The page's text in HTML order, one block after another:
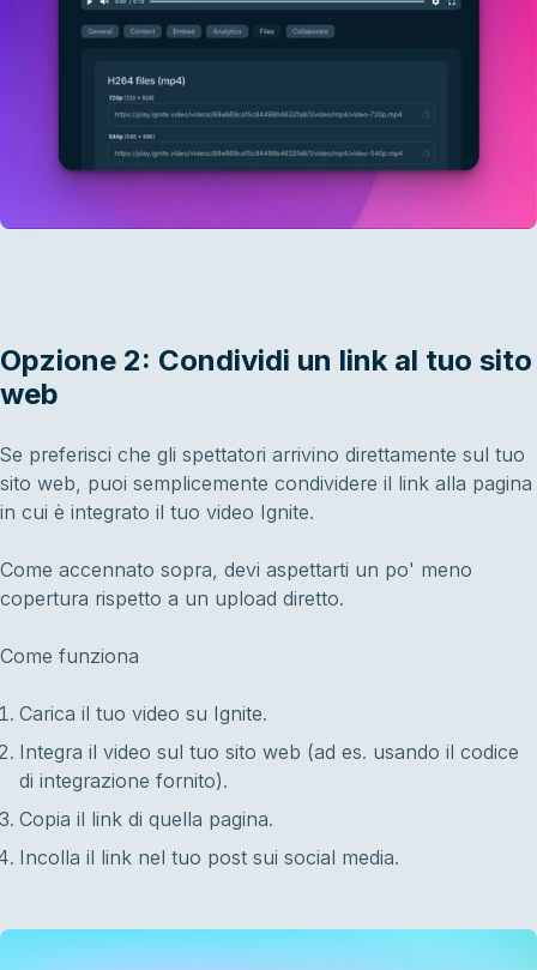
Opzione 2: Condividi un link al tuo sito
web
Se preferisci che gli spettatori arrivino direttamente sul tuo
sito web, puoi semplicemente condividere il link alla pagina
in cui è integrato il tuo video Ignite.
Come accennato sopra, devi aspettarti un po' meno
copertura rispetto a un upload diretto.
Come funziona
Carica il tuo video su Ignite.
Integra il video sul tuo sito web (ad es. usando il codice
di integrazione fornito).
Copia il link di quella pagina.
Incolla il link nel tuo post sui social media.